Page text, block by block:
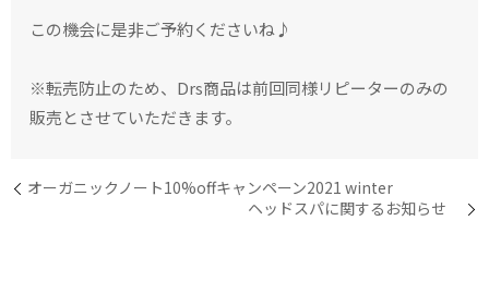
この機会に是非ご予約くださいね♪
※転売防止のため、Drs商品は前回同様リピーターのみの
販売とさせていただきます。
オーガニックノート10%offキャンペーン2021 winter
ヘッドスパに関するお知らせ